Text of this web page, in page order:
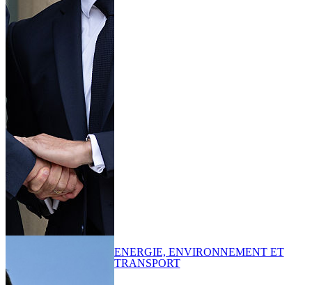
ENERGIE, ENVIRONNEMENT ET
TRANSPORT